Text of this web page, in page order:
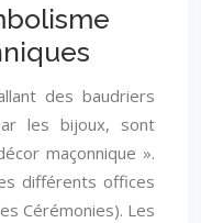
des baudriers
les bijoux, sont
maçonnique ».
différents offices
Cérémonies). Les